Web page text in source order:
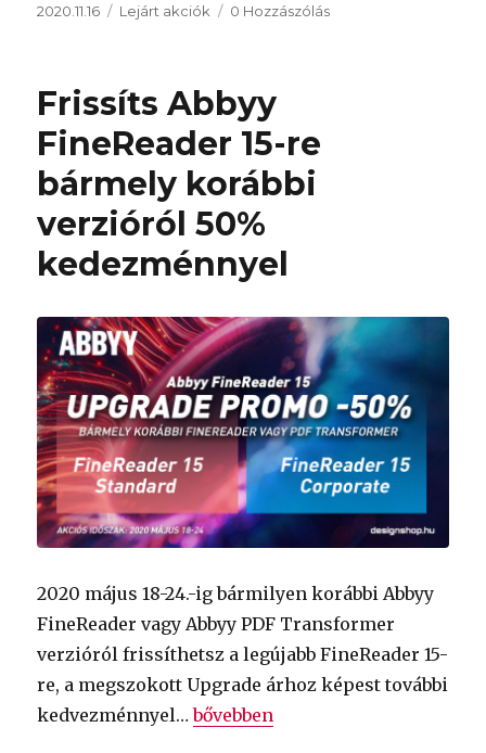
Közzétéve
2020.11.16 Kategória
Lejárt akciók 0 Hozzászólás
Frissíts Abbyy
FineReader 15-re
bármely korábbi
verzióról 50%
kedezménnyel
2020 május 18-24.-ig bármilyen korábbi Abbyy
FineReader vagy Abbyy PDF Transformer
verzióról frissíthetsz a legújabb FineReader 15-
re, a megszokott Upgrade árhoz képest további
kedvezménnyel…„Frissíts Abbyy FineReader 15-
bővebben